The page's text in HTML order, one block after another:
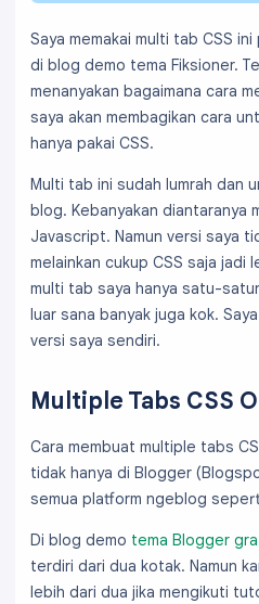
Saya memakai multi tab CSS
di blog demo tema Fiksioner.
menanyakan bagaimana cara
saya akan membagikan cara
hanya pakai CSS.
Multi tab ini sudah lumrah dan
blog. Kebanyakan diantaranya
Javascript. Namun versi saya
melainkan cukup CSS saja jadi
multi tab saya hanya satu-
luar sana banyak juga kok.
versi saya sendiri.
Multiple Tabs CSS
Cara membuat multiple tabs
tidak hanya di Blogger
semua platform ngeblog
Di blog demo tema Blogger
terdiri dari dua kotak. Namun
lebih dari dua jika mengikuti